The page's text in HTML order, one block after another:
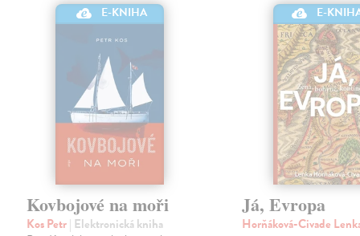
E-KNIHA
Kovbojové na moři
Kos Petr| Elektronická kniha
E-
Já, Evropa
Horňáková-Civade